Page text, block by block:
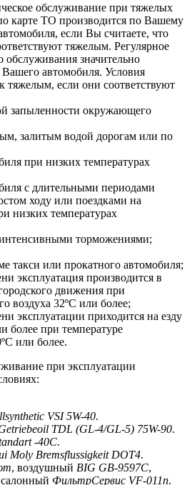
обслуживание при тяжелых
карте ТО производится по Вашему
если Вы считаете, что
тяжелым. Регулярное
обслуживания значительно
автомобиля. Условия
тяжелым, если они соответствуют
запыленности окружающего
залитым водой дорогам или по
при низких температурах
с длительными периодами
ходу или поездками на
низких температурах
торможениями;
такси или прокатного автомобиля;
эксплуатация производится в
движения при
воздуха 32ºС или более;
эксплуатации приходится на езду
более при температуре
или более.
при эксплуатации
VSI 5W-40.
TDL (GL-4/GL-5) 75W-90.
-40С.
Moly Bremsflussigkeit DOT4.
, воздушный BIG GB-9597C,
ФильтрСервис VF-011n.